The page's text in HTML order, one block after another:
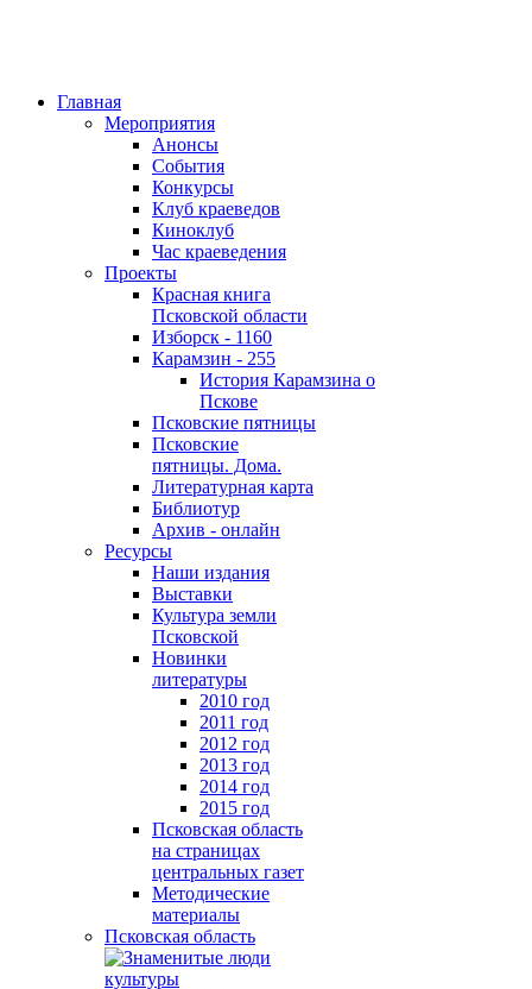
Главная
Мероприятия
Анонсы
События
Конкурсы
Клуб краеведов
Киноклуб
Час краеведения
Проекты
Красная книга
Псковской области
Изборск - 1160
Карамзин - 255
История Карамзина о
Пскове
Псковские пятницы
Псковские
пятницы. Дома.
Литературная карта
Библиотур
Архив - онлайн
Ресурсы
Наши издания
Выставки
Культура земли
Псковской
Новинки
литературы
2010 год
2011 год
2012 год
2013 год
2014 год
2015 год
Псковская область
на страницах
центральных газет
Методические
материалы
Псковская область